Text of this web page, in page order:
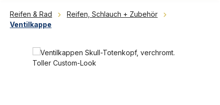
Reifen & Rad
Reifen, Schlauch + Zubehör
Ventilkappe
Bildergalerie überspringen